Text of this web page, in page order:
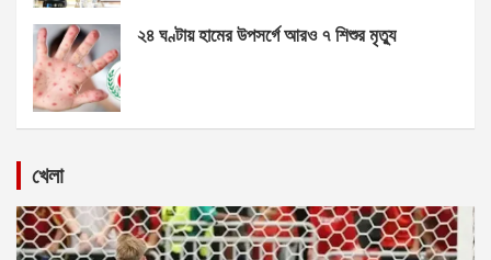
২৪ ঘণ্টায় হামের উপসর্গে আরও ৭ শিশুর মৃত্যু
খেলা